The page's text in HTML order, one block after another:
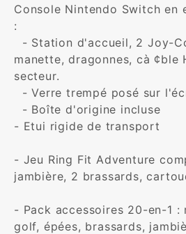
Console Nintendo Switch en
:
manette, dragonnes, cà ¢ble
secteur.
- Etui rigide de transport
- Jeu Ring Fit Adventure
jambière, 2 brassards,
- Pack accessoires 20-en-1 :
golf, épées, brassards,